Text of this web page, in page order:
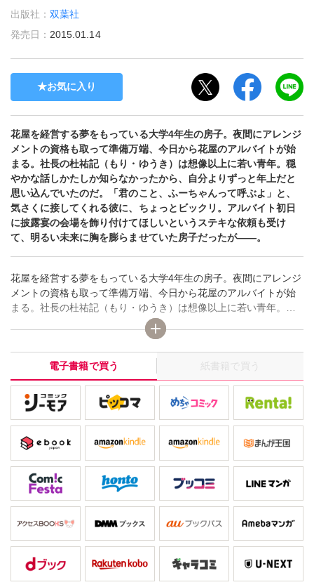
出版社：双葉社
発売日： 2015.01.14
お気に入り
花屋を経営する夢をもっている大学4年生の房子。夜間にアレンジ
メントの資格も取って準備万端、今日から花屋のアルバイトが始
まる。社長の杜祐記（もり・ゆうき）は想像以上に若い青年。穏
やかな話しかたしか知らなかったから、自分よりずっと年上だと
思い込んでいたのだ。「君のこと、ふーちゃんって呼ぶよ」と、
気さくに接してくれる彼に、ちょっとビックリ。アルバイト初日
に披露宴の会場を飾り付けてほしいというステキな依頼も受け
て、明るい未来に胸を膨らませていた房子だったが――。
花屋を経営する夢をもっている大学4年生の房子。夜間にアレンジ
メントの資格も取って準備万端、今日から花屋のアルバイトが始
まる。社長の杜祐記（もり・ゆうき）は想像以上に若い青年。穏
やかな話しかたしか知らなかったから、自分よりずっと年上だと
思い込んでいたのだ。「君のこと、ふーちゃんって呼ぶよ」と、
気さくに接してくれる彼に、ちょっとビックリ。アルバイト初日
に披露宴の会場を飾り付けてほしいというステキな依頼も受け
て、明るい未来に胸を膨らませていた房子だったが――。
電子書籍で買う 紙書籍で買う